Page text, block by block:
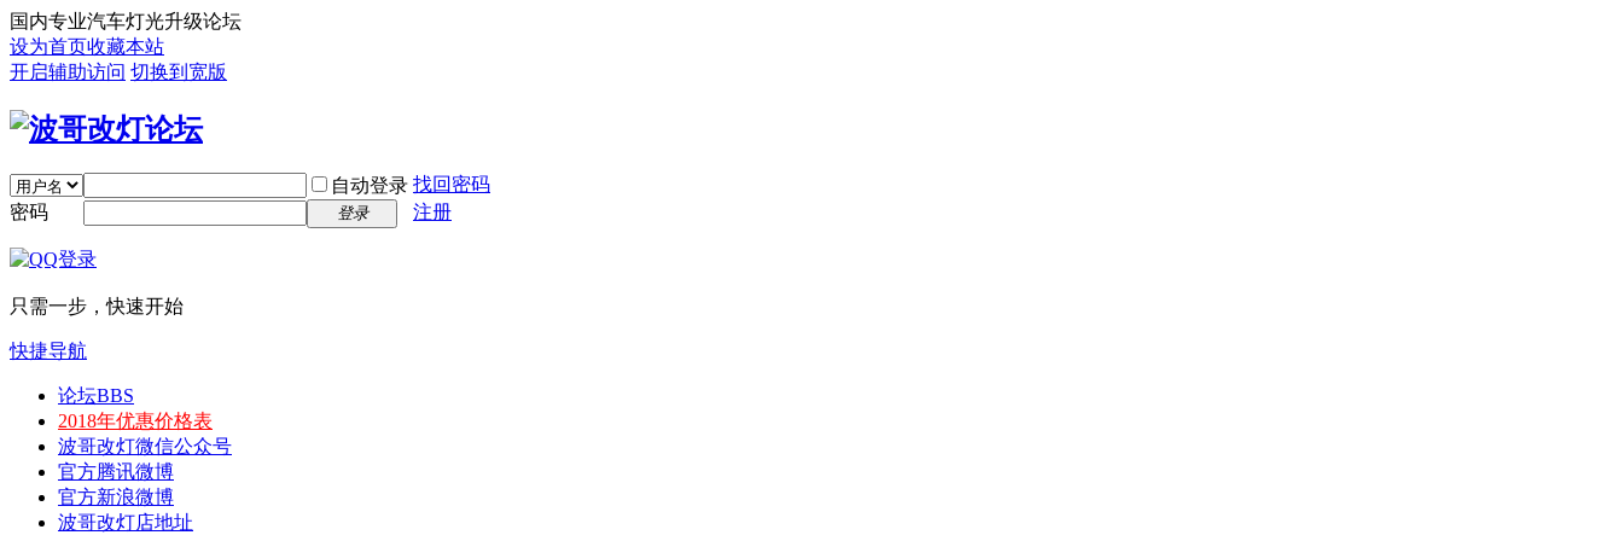
国内专业汽车灯光升级论坛
设为首页收藏本站
开启辅助访问 切换到宽版
自动登录 找回密码
密码
登录 注册
只需一步，快速开始
快捷导航
论坛BBS
2018年优惠价格表
波哥改灯微信公众号
官方腾讯微博
官方新浪微博
波哥改灯店地址